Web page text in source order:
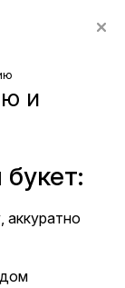
и
аккуратно